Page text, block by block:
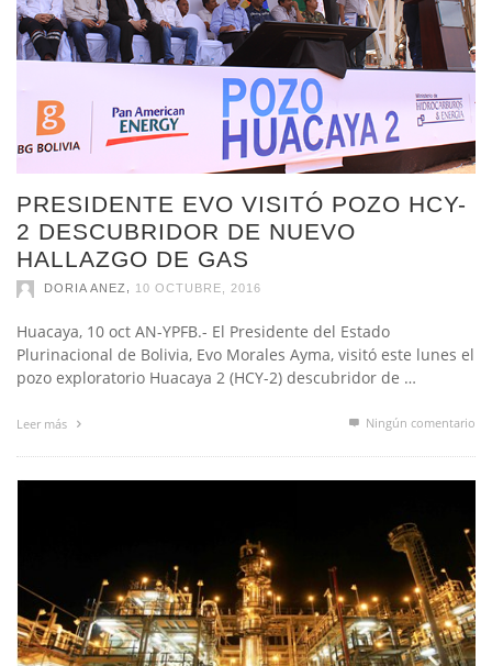
PRESIDENTE EVO VISITÓ POZO HCY-
2 DESCUBRIDOR DE NUEVO
HALLAZGO DE GAS
DORIA ANEZ,10 OCTUBRE, 2016
Plurinacional de Bolivia, Evo Morales Ayma, visitó este lunes el
pozo exploratorio Huacaya 2 (HCY-2) descubridor de …